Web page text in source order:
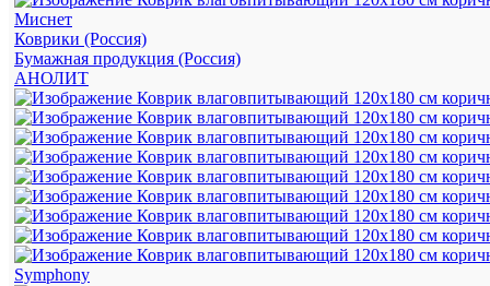
Миснет
Коврики (Россия)
Бумажная продукция (Россия)
АНОЛИТ
Symphony